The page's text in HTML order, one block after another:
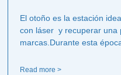
El otoño es la estación
con láser y recuperar una
marcas.Durante esta
Read more >